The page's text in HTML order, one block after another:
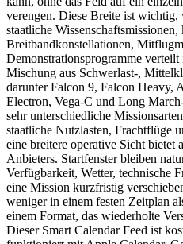
verengen. Diese Breite ist
staatliche
Breitbandkonstellationen,
Demonstrationsprogramme
Mischung aus Schwerlast-,
darunter Falcon 9, Falcon Heavy,
Electron, Vega-C und Long
sehr unterschiedliche
staatliche Nutzlasten, Frachtflüge
eine breitere operative Sicht bietet
Anbieters. Startfenster bleiben
Verfügbarkeit, Wetter, technische
eine Mission kurzfristig
weniger in einem festen Zeitplan
einem Format, das wiederholte
Dieser Smart Calendar Feed ist